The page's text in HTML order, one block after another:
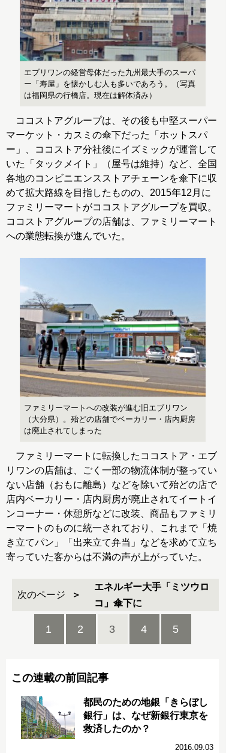
エブリワンの経営母体だった九州最大手のスーパ
ー「寿屋」を懐かしむ人も多いであろう。（写真
は福岡県の行橋店。現在は解体済み）
ココストアグループは、その後も中堅スーパー
マーケット・カスミの傘下だった「ホットスパ
ー」、ココストア分社後にイズミックが運営して
いた「タックメイト」（屋号は維持）など、全国
各地のコンビニエンスストアチェーンを傘下に収
めて拡大路線を目指したものの、2015年12月に
ファミリーマートがココストアグループを買収。
ココストアグループの店舗は、ファミリーマート
への業態転換が進んでいた。
ファミリーマートへの改装が進む旧エブリワン
（大分県）。殆どの店舗でベーカリー・店内厨房
は廃止されてしまった
ファミリーマートに転換したココストア・エブ
リワンの店舗は、ごく一部の物流体制が整ってい
ない店舗（おもに離島）などを除いて殆どの店で
店内ベーカリー・店内厨房が廃止されてイートイ
ンコーナー・休憩所などに改装、商品もファミリ
ーマートのものに統一されており、これまで「焼
き立てパン」「出来立て弁当」などを求めて立ち
寄っていた客からは不満の声が上がっていた。
次のページ
エネルギー大手「ミツウロ
コ」傘下に
1 2 3 4 5
この連載の前回記事
都民のための地銀「きらぼし
銀行」は、なぜ新銀行東京を
救済したのか？
2016.09.03